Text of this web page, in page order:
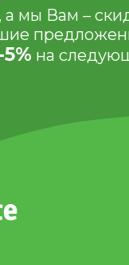
мы Вам –
5% на